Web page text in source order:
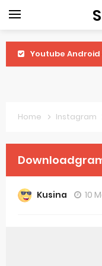
Youtube Android
Home Instagram
Kusina 10